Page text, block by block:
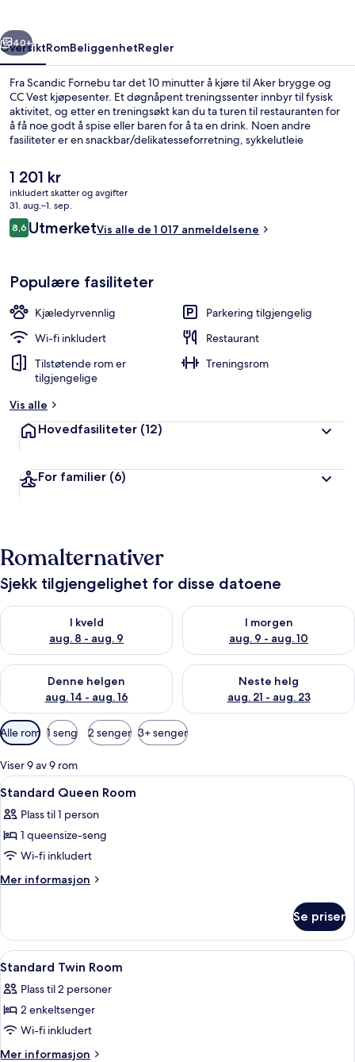
Neste
40+
OversiktRomBeliggenhetRegler
Fra Scandic Fornebu tar det 10 minutter å kjøre til Aker brygge og
CC Vest kjøpesenter. Et døgnåpent treningssenter innbyr til fysisk
aktivitet, og etter en treningsøkt kan du ta turen til restauranten for
å få noe godt å spise eller baren for å ta en drink. Noen andre
fasiliteter er en snackbar/delikatesseforretning, sykkelutleie
Den
nåværende
prisen
er
1 201 kr
1 201 kr
inkludert skatter og avgifter
31. aug.–1. sep.
Anmeldelser
8,68,6 av 10 –
UtmerketVis alle de 1 017 anmeldelsene
Populære fasiliteter
Kjæledyrvennlig
Parkering tilgjengelig
Wi-fi inkludert
Restaurant
Tilstøtende rom er
tilgjengelige
Treningsrom
Vis alle
Hovedfasiliteter (12)
For familier (6)
Romalternativer
Sjekk tilgjengelighet for disse datoene
I kveld
aug. 8 - aug. 9
Sjekk tilgjengelighet for i kveld, aug. 8 - aug. 9
I morgen
aug. 9 - aug. 10
Sjekk tilgjengelighet for i
Denne helgen
aug. 14 - aug. 16
Sjekk tilgjengelighet for denne helgen, aug. 14 - aug. 16
Neste helg
aug. 21 - aug. 23
Sjekk tilgjengelighet for
Tilgjengelige
filtre
for
rom
Alle rom 1 seng 2 senger 3+ senger
Viser 9 av 9 rom
Åpne
alle
bildene
av
Standard
Queen
Skrivebord, skrivebord for bærbar
5
Standard Queen Room
Plass til 1 person
1 queensize-seng
Wi-fi inkludert
Mer informasjon
Mer
Queen
Room
Se priser
Åpne
alle
bildene
av
Standard
Twin
Skrivebord, skrivebord for bærbar
5
Standard Twin Room
Plass til 2 personer
2 enkeltsenger
Wi-fi inkludert
Mer informasjon
Mer